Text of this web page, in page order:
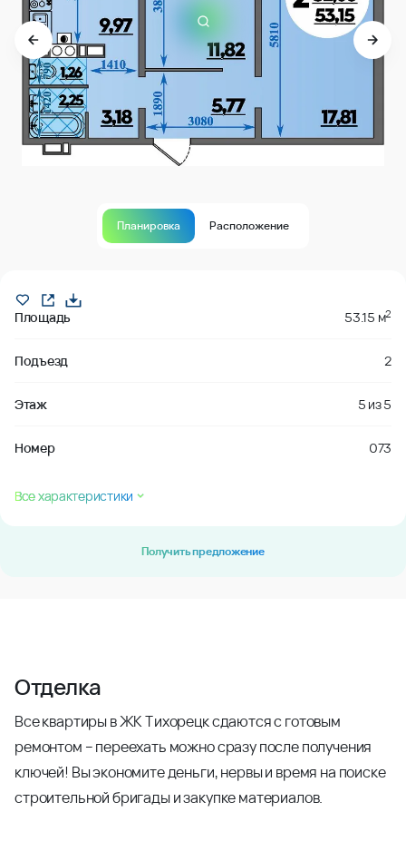
Планировка Расположение
Площадь 53.15 м2
Подъезд 2
Этаж 5 из5
Номер 073
Все характеристики
Получить предложение
Отделка
Все квартиры в ЖК Тихорецк сдаются с готовым
ремонтом – переехать можно сразу после получения
ключей! Вы экономите деньги, нервы и время на поиске
строительной бригады и закупке материалов.